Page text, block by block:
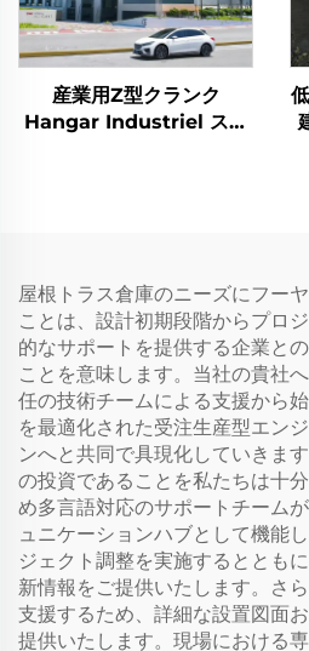
産業用Z型クランク
Hangar Industriel スチ
屋根トラス倉庫のニーズにフー
ことは、設計初期段階からプロ
的なサポートを提供する企業と
ことを意味します。当社の貴社
任の技術チームによる支援から
を最適化された受注生産型エン
ンへと共同で具現化していきま
の投資であることを私たちは十
め多言語対応のサポートチーム
ュニケーションハブとして機能
ジェクト調整を実施するととも
新情報をご提供いたします。さ
支援するため、詳細な設置図面
提供いたします。現場における